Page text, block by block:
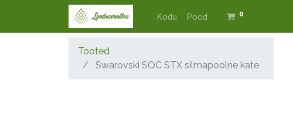
Kodu Pood 0
Tooted
Swarovski SOC STX silmapoolne kate